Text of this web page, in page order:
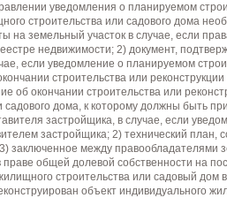
уведомления о планируемом
строительства или садового дома
земельный участок в случае, если
недвижимости; 2) документ,
если уведомление о планируемом
строительства или реконструкции
об окончании строительства или
садового дома, к которому должны быть
застройщика, в случае, если
застройщика; 2) технический план,
заключенное между правообладателями
общей долевой собственности на
строительства или садовый дом
объект индивидуального